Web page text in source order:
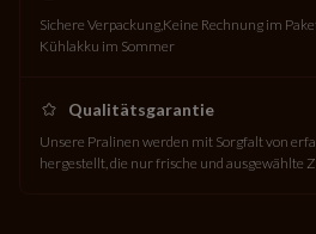
Sichere Verpackung Keine Rechnung im
Kühlakku im Sommer
Qualitätsgarantie
Unsere Pralinen werden mit Sorgfalt von
hergestellt, die nur frische und ausgewählte